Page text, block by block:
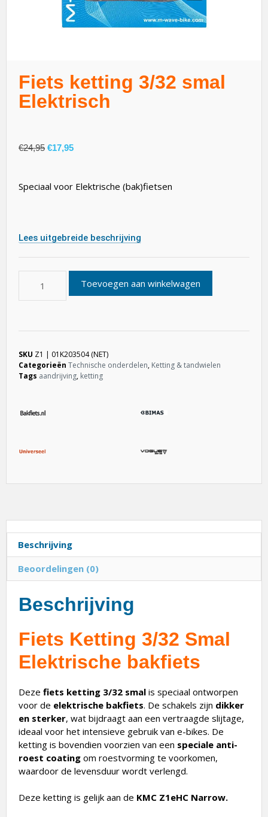
Fiets ketting 3/32 smal
Elektrisch
€24,95 €17,95
Speciaal voor Elektrische (bak)fietsen
Lees uitgebreide beschrijving
Toevoegen aan winkelwagen
SKU Z1 | 01K203504 (NET)
Categorieën Technische onderdelen, Ketting & tandwielen
Tags aandrijving, ketting
Beschrijving
Beoordelingen (0)
Beschrijving
Fiets Ketting 3/32 Smal
Elektrische bakfiets
Deze fiets ketting 3/32 smal is speciaal ontworpen
voor de elektrische bakfiets. De schakels zijn dikker
en sterker, wat bijdraagt aan een vertraagde slijtage,
ideaal voor het intensieve gebruik van e-bikes. De
ketting is bovendien voorzien van een speciale anti-
roest coating om roestvorming te voorkomen,
waardoor de levensduur wordt verlengd.
Deze ketting is gelijk aan de KMC Z1eHC Narrow.